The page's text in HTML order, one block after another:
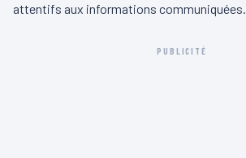
attentifs aux informations communiquées.
PUBLICITÉ